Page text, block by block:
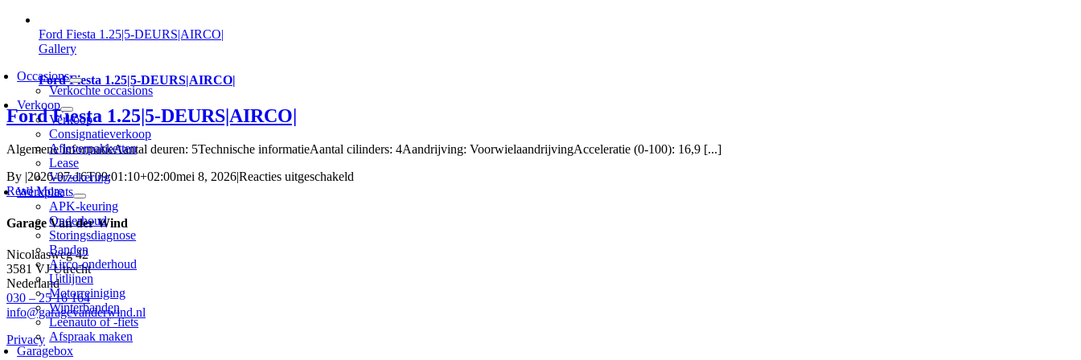
Skip
content
Occasions
Verkochte occasions
Verkoop
Verkoop
Consignatieverkoop
Afleverpakketten
Lease
Verzekering
Werkplaats
APK-keuring
Onderhoud
Storingsdiagnose
Banden
Airco-onderhoud
Uitlijnen
Motorreiniging
Winterbanden
Leenauto of -fiets
Afspraak maken
Garagebox
Ford Fiesta 1.25|5-DEURS|AIRCO|
Gallery
Ford Fiesta 1.25|5-DEURS|AIRCO|
Ford Fiesta 1.25|5-DEURS|AIRCO|
Algemene informatieAantal deuren: 5Technische informatieAantal cilinders: 4Aandrijving: VoorwielaandrijvingAcceleratie (0-100): 16,9 [...]
By |2026-07-16T09:01:10+02:00mei 8, 2026|Reacties uitgeschakeld
Read More
Garage Van der Wind
Nicolaasweg 42
3581 VJ Utrecht
Nederland
030 – 25 16 164
info@garagevanderwind.nl
Privacy